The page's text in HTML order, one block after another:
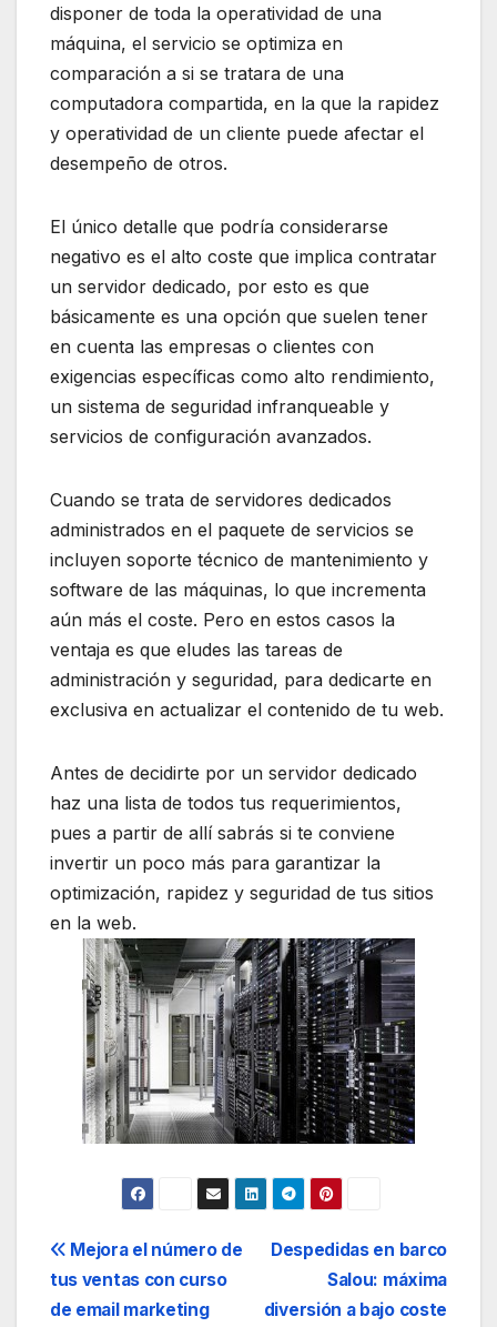
disponer de toda la operatividad de una
máquina, el servicio se optimiza en
comparación a si se tratara de una
computadora compartida, en la que la rapidez
y operatividad de un cliente puede afectar el
desempeño de otros.
El único detalle que podría considerarse
negativo es el alto coste que implica contratar
un servidor dedicado, por esto es que
básicamente es una opción que suelen tener
en cuenta las empresas o clientes con
exigencias específicas como alto rendimiento,
un sistema de seguridad infranqueable y
servicios de configuración avanzados.
Cuando se trata de servidores dedicados
administrados en el paquete de servicios se
incluyen soporte técnico de mantenimiento y
software de las máquinas, lo que incrementa
aún más el coste. Pero en estos casos la
ventaja es que eludes las tareas de
administración y seguridad, para dedicarte en
exclusiva en actualizar el contenido de tu web.
Antes de decidirte por un servidor dedicado
haz una lista de todos tus requerimientos,
pues a partir de allí sabrás si te conviene
invertir un poco más para garantizar la
optimización, rapidez y seguridad de tus sitios
en la web.
Navegación
de
Despedidas en barco
Salou: máxima
diversión a bajo coste
Mejora el número de
tus ventas con curso
de email marketing